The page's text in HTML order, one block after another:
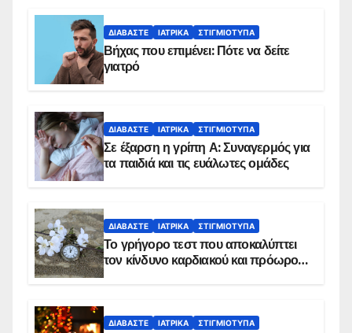
ΔΙΑΒΆΣΤΕ ΙΑΤΡΙΚΆ ΣΤΙΓΜΙΌΤΥΠΑ
Βήχας που επιμένει: Πότε να δείτε
γιατρό
ΔΙΑΒΆΣΤΕ ΙΑΤΡΙΚΆ ΣΤΙΓΜΙΌΤΥΠΑ
Σε έξαρση η γρίπη Α: Συναγερμός για
τα παιδιά και τις ευάλωτες ομάδες
ΔΙΑΒΆΣΤΕ ΙΑΤΡΙΚΆ ΣΤΙΓΜΙΌΤΥΠΑ
Το γρήγορο τεστ που αποκαλύπτει
τον κίνδυνο καρδιακού και πρόωρου
ΔΙΑΒΆΣΤΕ ΙΑΤΡΙΚΆ ΣΤΙΓΜΙΌΤΥΠΑ